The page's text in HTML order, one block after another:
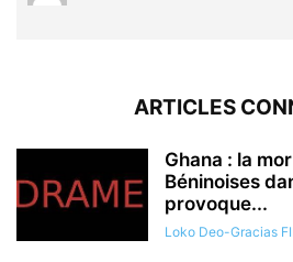
ARTICLES
Ghana : la
Béninoises
provoque...
Loko Deo-Gracias